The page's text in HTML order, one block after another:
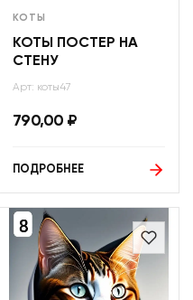
КОТЫ
КОТЫ ПОСТЕР НА
СТЕНУ
Арт: коты47
790,00 ₽
ПОДРОБНЕЕ